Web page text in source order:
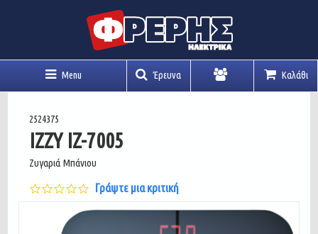
Menu Έρευνα Καλάθι
2524375
IZZY IZ-7005
Ζυγαριά Μπάνιου
0.0
star
rating
Γράψτε μια κριτική